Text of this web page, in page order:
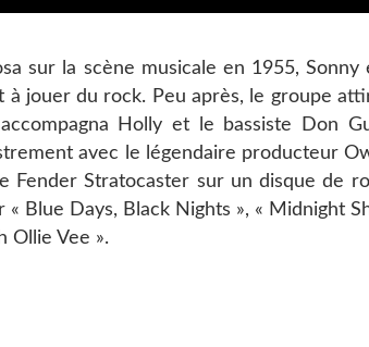
sur la scène musicale en 1955,
à jouer du rock. Peu après, le groupe
Holly et le bassiste Don
avec le légendaire producteur
Fender Stratocaster sur un disque de
« Blue Days, Black Nights », « Midnight
Ollie Vee ».